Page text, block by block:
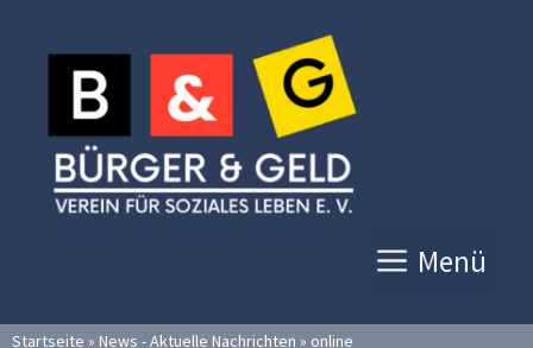
Inhalt
springen
Menü
Startseite » News - Aktuelle Nachrichten » online